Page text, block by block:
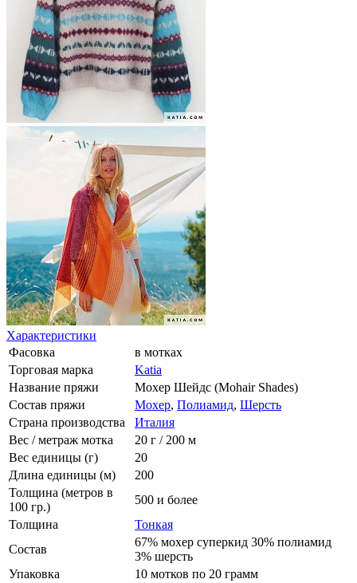
Характеристики
Фасовка
в мотках
Торговая марка
Katia
Название пряжи
Мохер Шейдс (Mohair Shades)
Состав пряжи
Мохер, Полиамид, Шерсть
Страна производства
Италия
Вес / метраж мотка
20 г / 200 м
Вес единицы (г)
20
Длина единицы (м)
200
Толщина (метров в
100 гр.)
500 и более
Толщина
Тонкая
Состав
67% мохер суперкид 30% полиамид
3% шерсть
Упаковка
10 мотков по 20 грамм